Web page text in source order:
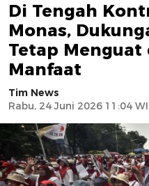
Di Tengah
Monas,
Tetap
Manfaat
Tim News
Rabu, 24 Juni 2026 11:04